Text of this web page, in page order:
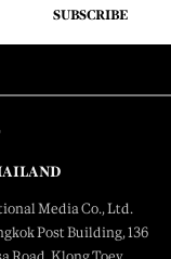
SUBSCRIBE
Media Co., Ltd.
Post Building, 136